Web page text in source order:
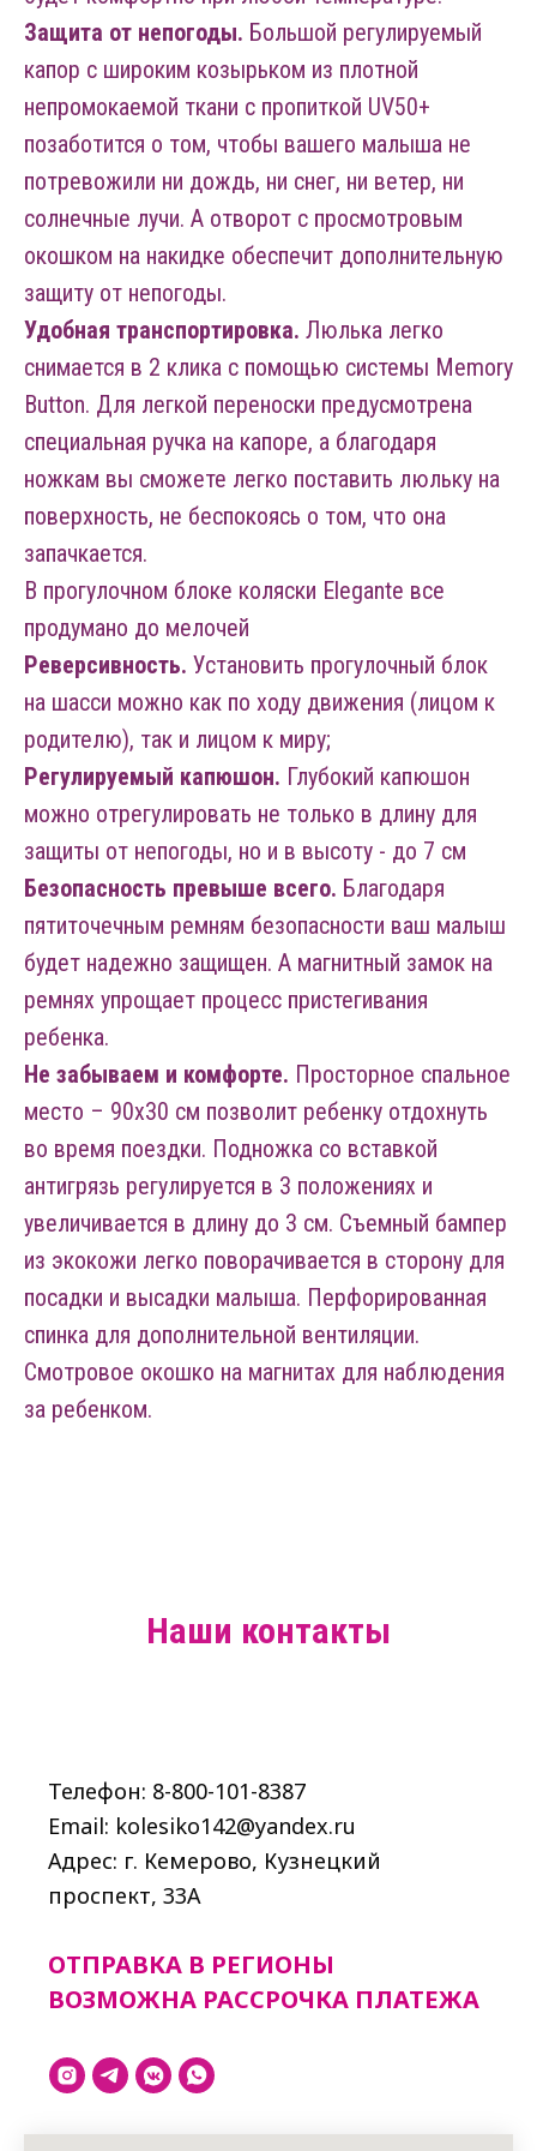
Защита от непогоды. Большой регулируемый
капор с широким козырьком из плотной
непромокаемой ткани с пропиткой UV50+
позаботится о том, чтобы вашего малыша не
потревожили ни дождь, ни снег, ни ветер, ни
солнечные лучи. А отворот с просмотровым
окошком на накидке обеспечит дополнительную
защиту от непогоды.
Удобная транспортировка. Люлька легко
снимается в 2 клика с помощью системы Memory
Button. Для легкой переноски предусмотрена
специальная ручка на капоре, а благодаря
ножкам вы сможете легко поставить люльку на
поверхность, не беспокоясь о том, что она
запачкается.
В прогулочном блоке коляски Elegante все
продумано до мелочей
Реверсивность. Установить прогулочный блок
на шасси можно как по ходу движения (лицом к
родителю), так и лицом к миру;
Регулируемый капюшон. Глубокий капюшон
можно отрегулировать не только в длину для
защиты от непогоды, но и в высоту - до 7 см
Безопасность превыше всего. Благодаря
пятиточечным ремням безопасности ваш малыш
будет надежно защищен. А магнитный замок на
ремнях упрощает процесс пристегивания
ребенка.
Не забываем и комфорте. Просторное спальное
место – 90х30 см позволит ребенку отдохнуть
во время поездки. Подножка со вставкой
антигрязь регулируется в 3 положениях и
увеличивается в длину до 3 см. Съемный бампер
из экокожи легко поворачивается в сторону для
посадки и высадки малыша. Перфорированная
спинка для дополнительной вентиляции.
Смотровое окошко на магнитах для наблюдения
за ребенком.
Наши контакты
Телефон: 8-800-101-8387
Email: kolesiko142@yandex.ru
Адрес: г. Кемерово, Кузнецкий
проспект, 33A
ОТПРАВКА В РЕГИОНЫ
ВОЗМОЖНА РАССРОЧКА ПЛАТЕЖА